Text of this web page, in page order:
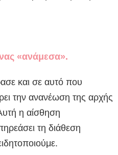
«ανάμεσα».
και σε αυτό που
την ανανέωση της αρχής
η αίσθηση
τη διάθεση